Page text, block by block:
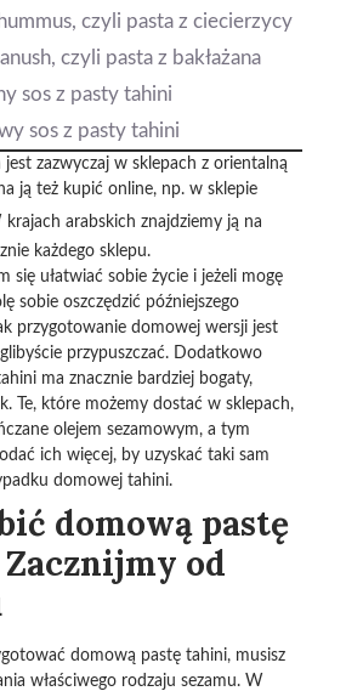
czyli pasta z ciecierzycy
czyli pasta z bakłażana
sos z pasty tahini
sos z pasty tahini
jest zazwyczaj w sklepach z orientalną
ją też kupić online, np. w sklepie
krajach arabskich znajdziemy ją na
każdego sklepu.
się ułatwiać sobie życie i jeżeli mogę
sobie oszczędzić późniejszego
przygotowanie domowej wersji jest
przypuszczać. Dodatkowo
ma znacznie bardziej bogaty,
Te, które możemy dostać w sklepach,
olejem sezamowym, a tym
ich więcej, by uzyskać taki sam
domowej tahini.
domową pastę
od
domową pastę tahini, musisz
właściwego rodzaju sezamu. W